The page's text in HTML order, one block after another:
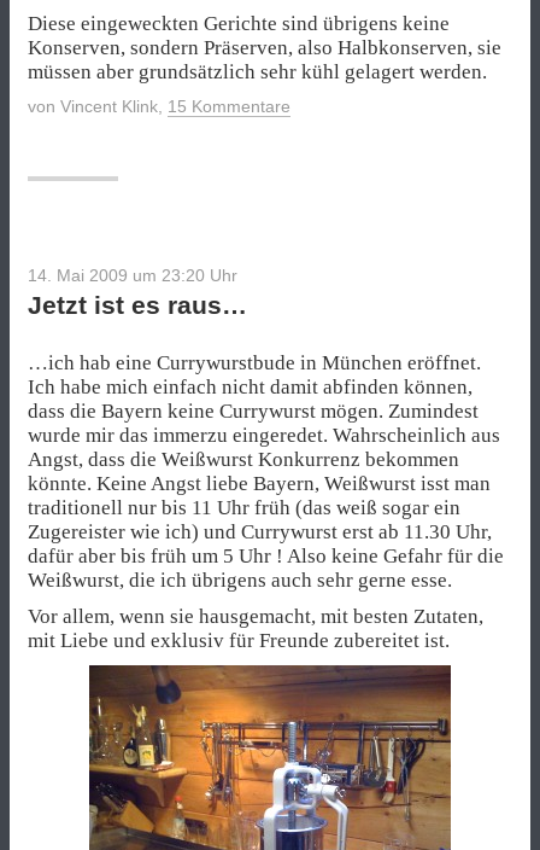
Diese eingeweckten Gerichte sind übrigens keine
Konserven, sondern Präserven, also Halbkonserven, sie
müssen aber grundsätzlich sehr kühl gelagert werden.
von Vincent Klink 15 Kommentare
14. Mai 2009 um 23:20 Uhr
Jetzt ist es raus…
…ich hab eine Currywurstbude in München eröffnet.
Ich habe mich einfach nicht damit abfinden können,
dass die Bayern keine Currywurst mögen. Zumindest
wurde mir das immerzu eingeredet. Wahrscheinlich aus
Angst, dass die Weißwurst Konkurrenz bekommen
könnte. Keine Angst liebe Bayern, Weißwurst isst man
traditionell nur bis 11 Uhr früh (das weiß sogar ein
Zugereister wie ich) und Currywurst erst ab 11.30 Uhr,
dafür aber bis früh um 5 Uhr ! Also keine Gefahr für die
Weißwurst, die ich übrigens auch sehr gerne esse.
Vor allem, wenn sie hausgemacht, mit besten Zutaten,
mit Liebe und exklusiv für Freunde zubereitet ist.